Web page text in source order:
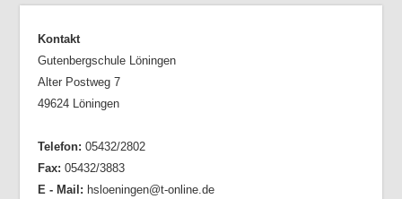
Kontakt
Gutenbergschule Löningen
Alter Postweg 7
49624 Löningen
Telefon: 05432/2802
Fax: 05432/3883
E - Mail: hsloeningen@t-online.de